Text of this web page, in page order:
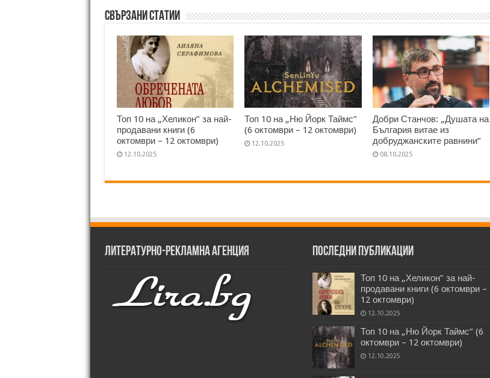
Свързани статии
Топ 10 на „Хеликон” за най-
продавани книги (6
октомври – 12 октомври)
12.10.2025
Топ 10 на „Ню Йорк Таймс”
(6 октомври – 12 октомври)
12.10.2025
Добри Станчов: „Душата на
България витае из
добруджанските равнини“
08.10.2025
Литературно-рекламна агенция Последни публикации
Топ 10 на „Хеликон” за най-
продавани книги (6 октомври –
12 октомври)
12.10.2025
Топ 10 на „Ню Йорк Таймс” (6
октомври – 12 октомври)
12.10.2025